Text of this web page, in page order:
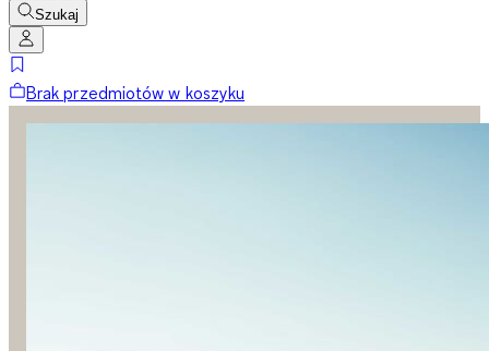
Szukaj
Brak przedmiotów w koszyku